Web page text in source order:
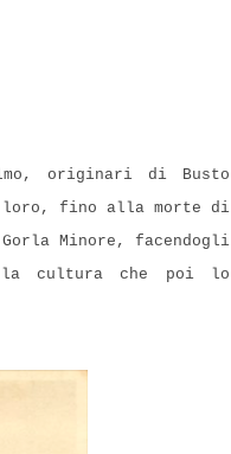
originari di Busto
loro, fino alla morte di
Minore, facendogli
cultura che poi lo